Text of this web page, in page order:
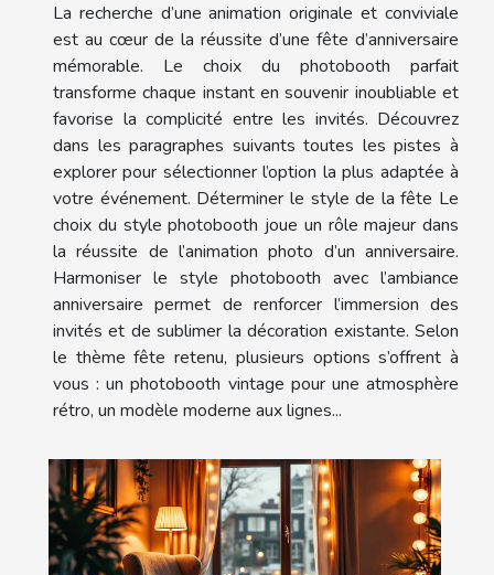
La recherche d’une animation originale et conviviale
est au cœur de la réussite d’une fête d’anniversaire
mémorable. Le choix du photobooth parfait
transforme chaque instant en souvenir inoubliable et
favorise la complicité entre les invités. Découvrez
dans les paragraphes suivants toutes les pistes à
explorer pour sélectionner l’option la plus adaptée à
votre événement. Déterminer le style de la fête Le
choix du style photobooth joue un rôle majeur dans
la réussite de l’animation photo d’un anniversaire.
Harmoniser le style photobooth avec l’ambiance
anniversaire permet de renforcer l’immersion des
invités et de sublimer la décoration existante. Selon
le thème fête retenu, plusieurs options s’offrent à
vous : un photobooth vintage pour une atmosphère
rétro, un modèle moderne aux lignes...